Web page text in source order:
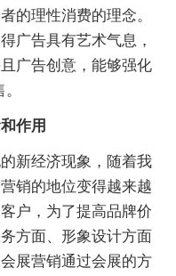
的理性消费的理念。
广告具有艺术气息，
广告创意，能够强化
作用
新经济现象，随着我
销的地位变得越来越
户，为了提高品牌价
方面、形象设计方面
展营销通过会展的方